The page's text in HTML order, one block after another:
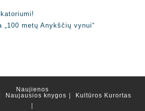
„100 metų Anykščių vynui“
Naujienos
Naujausios knygos Kultūros Kurortas